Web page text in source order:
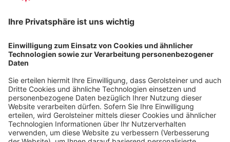
Flasche mit integrierter Zapfvorrichtung
versandkostenfrei bestellen!